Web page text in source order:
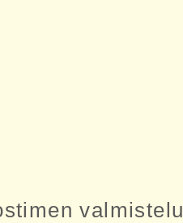
valmistelu